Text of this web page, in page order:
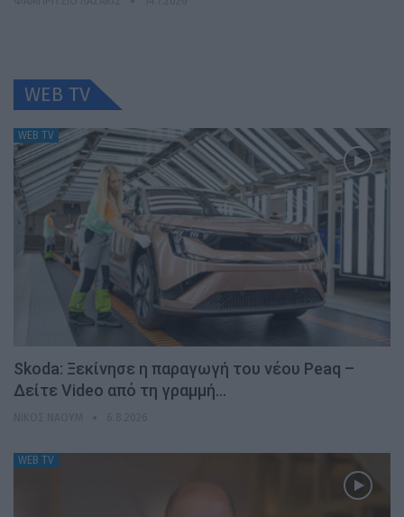
WEB TV
WEB TV
Skoda: Ξεκίνησε η παραγωγή του νέου Peaq –
Δείτε Video από τη γραμμή…
WEB TV